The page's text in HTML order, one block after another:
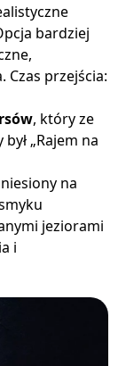
bardziej
Czas przejścia:
, który ze
„Rajem na
na
jeziorami
i